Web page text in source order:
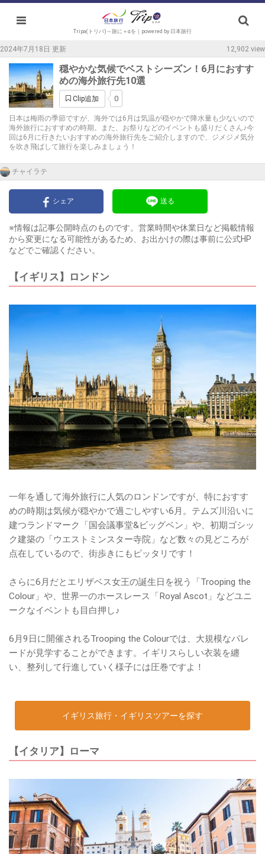
Tripa(トリパ)～旅に＋αを｜powered by 日本旅行
2024年7月18日 更新 12,902 view
穏やかな気候でベストシーズン！6月におすす
めの海外旅行先10選
Clip追加 0
日本は梅雨の季節ですが、海外では6月は気温が穏やかで降水量も少ないので
海外旅行におすすめの時期。また、お祭りなどのイベントも盛りだくさん♪今
回は6月に行きたいおすすめの海外旅行先をご紹介しますので、ジメジメ気分
を吹き飛ばして旅行を楽しみましょう！
チャイラテ
シェア 送る
※情報は記事公開時点のものです。営業時間や休業日など掲載情報
から変更になる可能性があるため、お出かけの際は事前に公式HP
などでご確認ください。
【イギリス】ロンドン
一年を通して海外旅行に人気のロンドンですが、特におすす
めの時期は気候が穏やかで過ごしやすい6月。テムズ川沿いに
建つランドマーク「国会議事堂&ビッグベン」や、初期ゴシッ
ク建築の「ウエストミンスター寺院」など数々の見どころが
点在しているので、街歩きにもピッタリです！
さらに6月だとエリザベス女王の誕生日を祝う「Trooping the
Colour」や、世界一のホースレース「Royal Ascot」などユニ
ークなイベントも目白押し♪
6月9日に開催されるTrooping the Colourでは、大規模なパレ
ードが見学することができます。イギリスらしい衣装を纏
い、整列して行進していく様子には圧巻ですよ！
イギリス旅行・イギリスツアーを探す
【イタリア】ローマ